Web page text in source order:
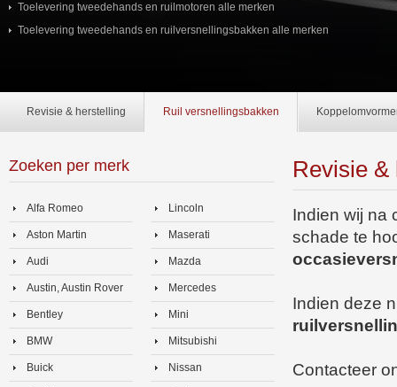
Toelevering tweedehands en ruilmotoren alle merken
Toelevering tweedehands en ruilversnellingsbakken alle merken
Revisie & herstelling Ruil versnellingsbakken
Zoeken per merk
Alfa Romeo
Aston Martin
Audi
Austin, Austin Rover
Bentley
BMW
Buick
Lincoln
Maserati
Mazda
Mercedes
Mini
Mitsubishi
Nissan
Revisie &
Indien wij na
schade te
Indien deze
Contacteer